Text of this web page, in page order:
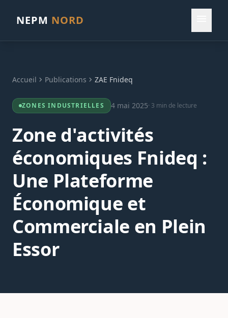
NEPM NORD
Accueil chevron_right Publications chevron_right ZAE Fnideq
ZONES INDUSTRIELLES 4 mai 2025· 3 min de lecture
Zone d'activités
économiques Fnideq :
Une Plateforme
Économique et
Commerciale en Plein
Essor